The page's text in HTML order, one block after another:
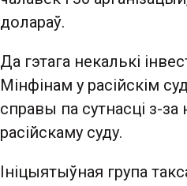
долараў.
Да гэтага некалькі
Мінфінам у расійскім
справы па сутнасці з-
расійскаму суду.
Ініцыятыўная група